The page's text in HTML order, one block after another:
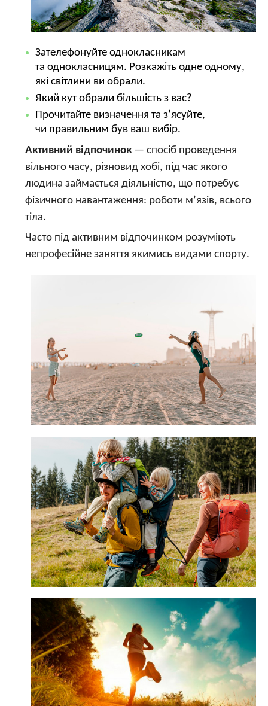
Зателефонуйте однокласникам
та однокласницям. Розкажіть одне одному,
які світлини ви обрали.
Який кут обрали більшість з вас?
Прочитайте визначення та з’ясуйте,
чи правильним був ваш вибір.
Активний відпочинок— спосіб проведення
вільного часу, різновид хобі, під час якого
людина займається діяльністю, що потребує
фізичного навантаження: роботи м’язів, всього
тіла.
Часто під активним відпочинком розуміють
непрофесійне заняття якимись видами спорту.